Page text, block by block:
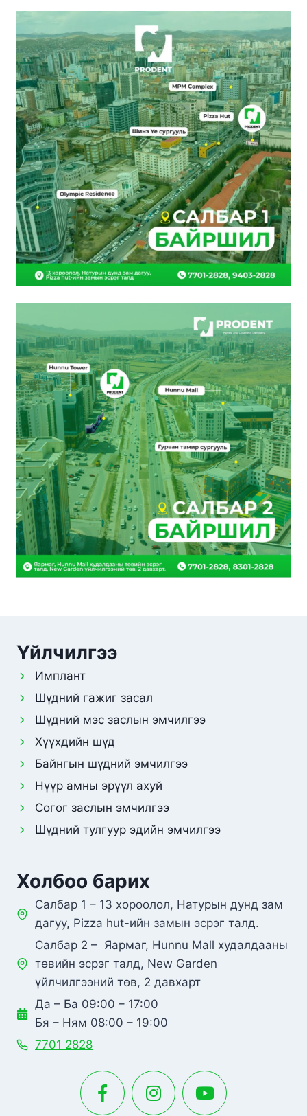
Үйлчилгээ
Имплант
Шүдний гажиг засал
Шүдний мэс заслын эмчилгээ
Хүүхдийн шүд
Байнгын шүдний эмчилгээ
Нүүр амны эрүүл ахуй
Согог заслын эмчилгээ
Шүдний тулгуур эдийн эмчилгээ
Холбоо барих
Салбар 1 – 13 хороолол, Натурын дунд зам
дагуу, Pizza hut-ийн замын эсрэг талд.
Салбар 2 – Яармаг, Hunnu Mall худалдааны
төвийн эсрэг талд, New Garden
үйлчилгээний төв, 2 давхарт
Да – Ба 09:00 – 17:00
Бя – Ням 08:00 – 19:00
7701 2828